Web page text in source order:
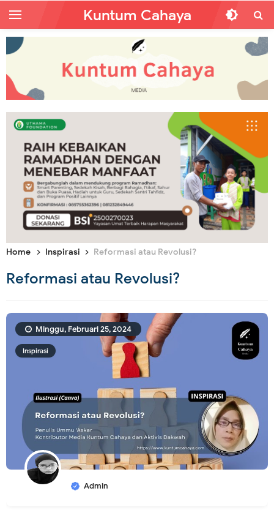
Kuntum Cahaya
Home Inspirasi Reformasi atau Revolusi?
Reformasi atau Revolusi?
Inspirasi
Admin
Minggu, Februari 25, 2024